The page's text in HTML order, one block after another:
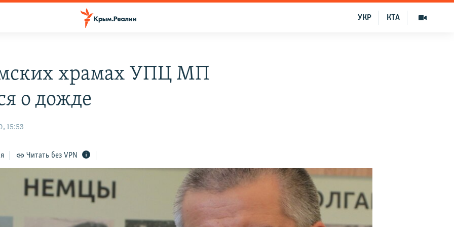
КТА
УКР
храмах УПЦ МП
о дожде
15:53
Читать без VPN